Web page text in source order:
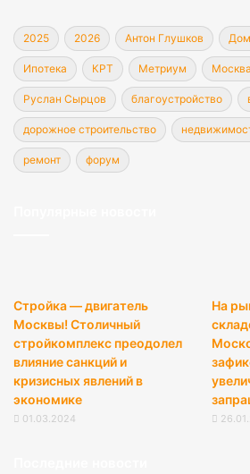
2025 2026 Антон Глушков
Ипотека КРТ Метриум Москва
Руслан Сырцов благоустройство
дорожное строительство
ремонт форум
Стройка — двигатель
Москвы! Столичный
стройкомплекс преодолел
влияние санкций и
кризисных явлений в
экономике
01.03.2024
На